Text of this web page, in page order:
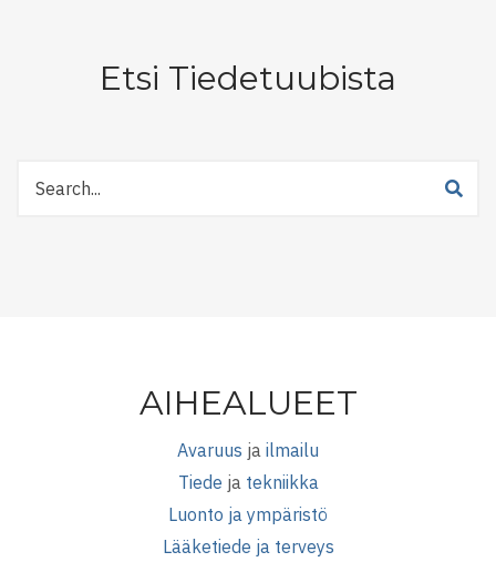
Etsi Tiedetuubista
AIHEALUEET
Avaruus ja ilmailu
Tiede ja tekniikka
Luonto ja ympäristö
Lääketiede ja terveys